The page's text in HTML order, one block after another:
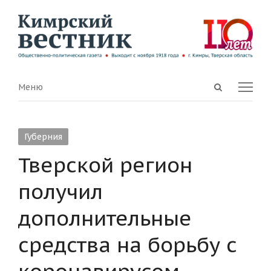
Open
Menu
Меню
Губерния
Тверской регион
получил
дополнительные
средства на борьбу с